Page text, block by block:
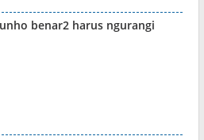
benar2 harus ngurangi